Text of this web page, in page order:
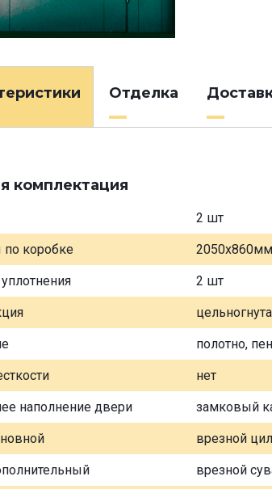
Отделка
комплектация
2 шт
коробке
2 шт
полотно,
нет
наполнение двери замковый
врезной
врезной